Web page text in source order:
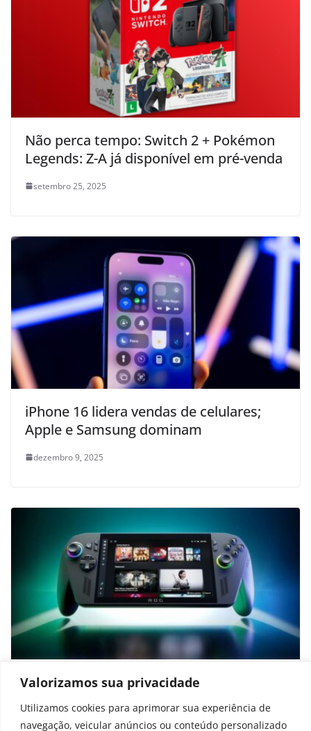
Valorizamos sua privacidade
Utilizamos cookies para aprimorar sua experiência de
navegação, veicular anúncios ou conteúdo personalizado
Não perca tempo: Switch 2 + Pokémon
Legends: Z-A já disponível em pré-venda
setembro 25, 2025
iPhone 16 lidera vendas de celulares;
Apple e Samsung dominam
dezembro 9, 2025
Teste mostra ganho de 15 FPS no ROG
Xbox Ally X ao usar Bazzite OS
outubro 21, 2025